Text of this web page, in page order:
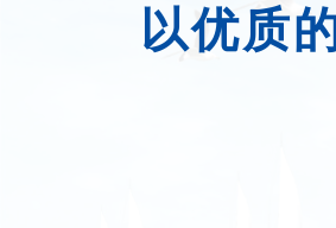
以优质